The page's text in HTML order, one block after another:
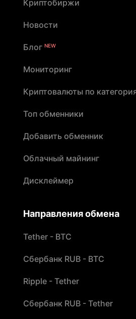
Криптобиржи
Новости
Блог NEW
Мониторинг
Криптовалюты по
Топ обменники
Добавить обменник
Облачный майнинг
Дисклеймер
Направления обмена
Tether - BTC
Сбербанк RUB - BTC
Ripple - Tether
Сбербанк RUB - Tether